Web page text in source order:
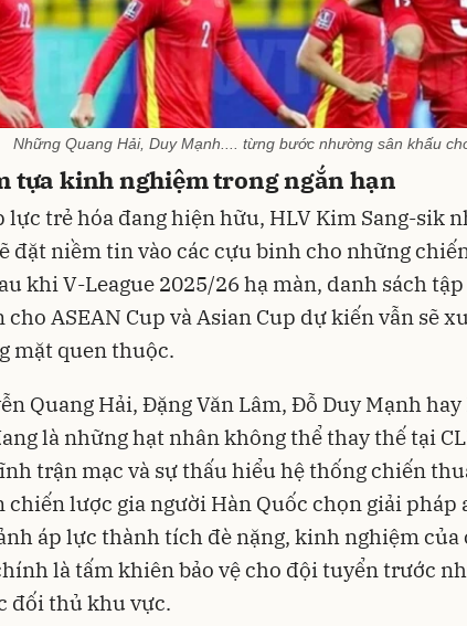
Những Quang Hải, Duy Mạnh.... từng bước nhường sân khấu
tựa kinh nghiệm trong ngắn hạn
lực trẻ hóa đang hiện hữu, HLV Kim Sang-sik
đặt niềm tin vào các cựu binh cho những
khi V-League 2025/26 hạ màn, danh sách
cho ASEAN Cup và Asian Cup dự kiến vẫn sẽ
mặt quen thuộc.
Quang Hải, Đặng Văn Lâm, Đỗ Duy Mạnh
là những hạt nhân không thể thay thế tại
trận mạc và sự thấu hiểu hệ thống chiến
chiến lược gia người Hàn Quốc chọn giải pháp
áp lực thành tích đè nặng, kinh nghiệm của
là tấm khiên bảo vệ cho đội tuyển trước
đối thủ khu vực.